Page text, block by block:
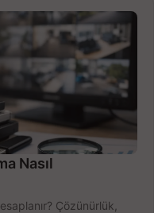
Nasıl
Çözünürlük,